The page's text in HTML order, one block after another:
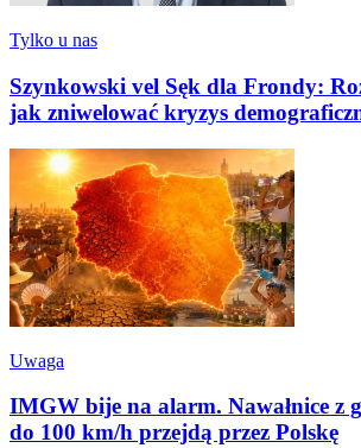
Tylko u nas
Szynkowski vel Sęk dla Frondy:
jak zniwelować kryzys
Uwaga
IMGW bije na alarm. Nawałnice z
do 100 km/h przejdą przez Polskę